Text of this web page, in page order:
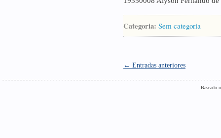
Categoria: Sem categoria
← Entradas anteriores
Baseado